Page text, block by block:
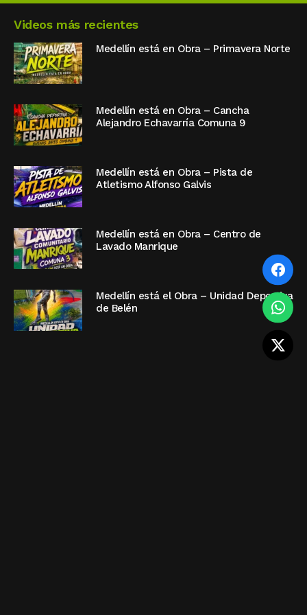
Videos más recientes
Medellín está en Obra – Primavera Norte
Medellín está en Obra – Cancha
Alejandro Echavarría Comuna 9
Medellín está en Obra – Pista de
Atletismo Alfonso Galvis
Medellín está en Obra – Centro de
Lavado Manrique
Medellín está el Obra – Unidad Deportiva
de Belén